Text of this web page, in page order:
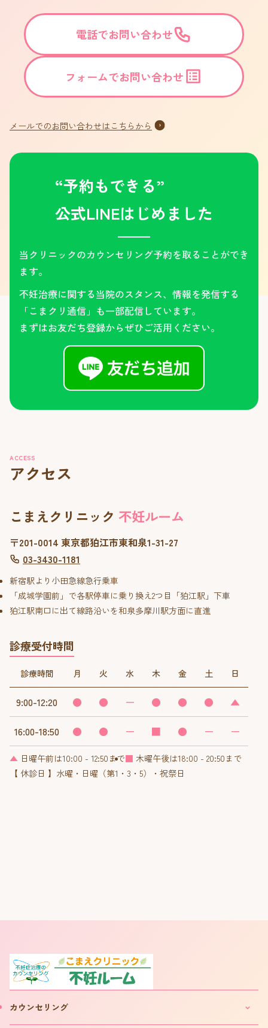
電話でお問い合わせ
フォームでお問い合わせ
メールでのお問い合わせはこちらから
“予約もできる”
公式LINEはじめました
当クリニックのカウンセリング予約を取ることができ
ます。
不妊治療に関する当院のスタンス、情報を発信する
「こまクリ通信」も一部配信しています。
まずはお友だち登録からぜひご活用ください。
ACCESS
アクセス
こまえクリニック 不妊ルーム
〒201-0014 東京都狛江市東和泉1-31-27
03-3430-1181
新宿駅より小田急線急行乗車
「成城学園前」で各駅停車に乗り換え2つ目「狛江駅」下車
狛江駅南口に出て線路沿いを和泉多摩川駅方面に直進
診療受付時間
診療時間 月 火 水 木 金 土 日
9:00-12:20 ● ● ー ● ● ● ▲
16:00-18:50 ● ● ー ■ ● ー ー
▲ 日曜午前は10:00 - 12:50まで■ 木曜午後は18:00 - 20:50まで
【 休診日 】水曜・日曜（第1・3・5）・祝祭日
カウンセリング